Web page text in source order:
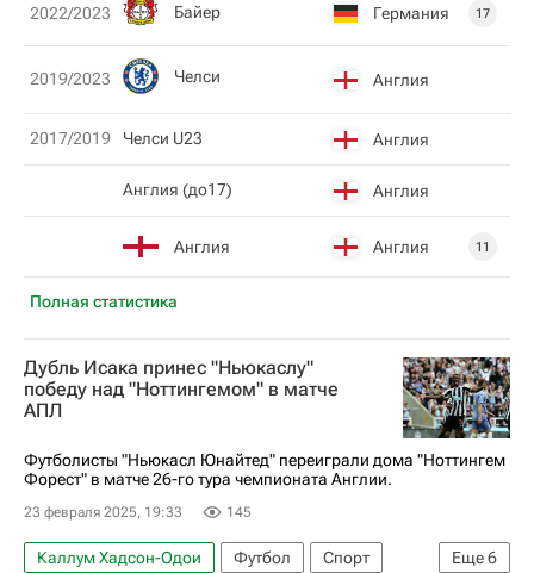
Полная статистика
2022/2023 Байер Германия 17
2019/2023 Челси Англия
2017/2019 Челси U23 Англия
Англия (до17) Англия
Англия Англия 11
Дубль Исака принес "Ньюкаслу"
победу над "Ноттингемом" в матче
АПЛ
Футболисты "Ньюкасл Юнайтед" переиграли дома "Ноттингем
Форест" в матче 26-го тура чемпионата Англии.
23 февраля 2025, 19:33 145
Еще6
Каллум Хадсон-Одои Футбол
Спорт